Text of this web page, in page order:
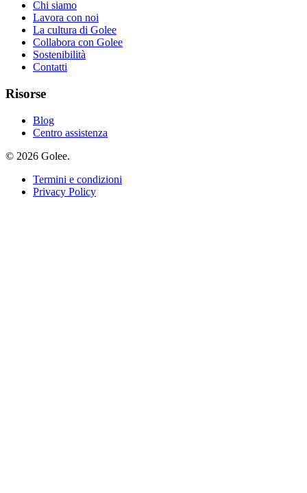
Chi siamo
Lavora con noi
La cultura di Golee
Collabora con Golee
Sostenibilità
Contatti
Risorse
Blog
Centro assistenza
© 2026 Golee.
Termini e condizioni
Privacy Policy